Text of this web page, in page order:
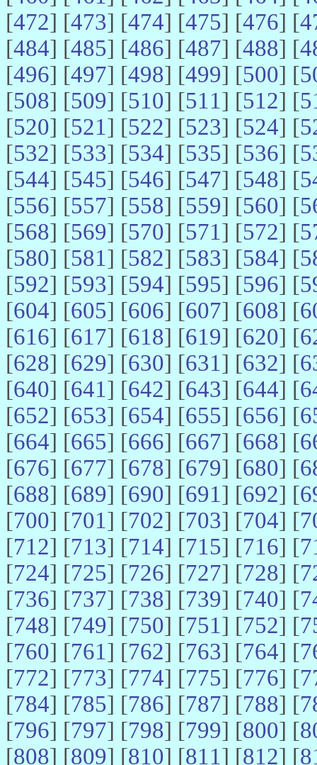
[472] [473] [474] [475] [476] [
[484] [485] [486] [487] [488] [
[496] [497] [498] [499] [500] [
[508] [509] [510] [511] [512] [
[520] [521] [522] [523] [524] [
[532] [533] [534] [535] [536] [
[544] [545] [546] [547] [548] [
[556] [557] [558] [559] [560] [
[568] [569] [570] [571] [572] [
[580] [581] [582] [583] [584] [
[592] [593] [594] [595] [596] [
[604] [605] [606] [607] [608] [
[616] [617] [618] [619] [620] [
[628] [629] [630] [631] [632] [
[640] [641] [642] [643] [644] [
[652] [653] [654] [655] [656] [
[664] [665] [666] [667] [668] [
[676] [677] [678] [679] [680] [
[688] [689] [690] [691] [692] [
[700] [701] [702] [703] [704] [
[712] [713] [714] [715] [716] [
[724] [725] [726] [727] [728] [
[736] [737] [738] [739] [740] [
[748] [749] [750] [751] [752] [
[760] [761] [762] [763] [764] [
[772] [773] [774] [775] [776] [
[784] [785] [786] [787] [788] [
[796] [797] [798] [799] [800] [
[808] [809] [810] [811] [812] [